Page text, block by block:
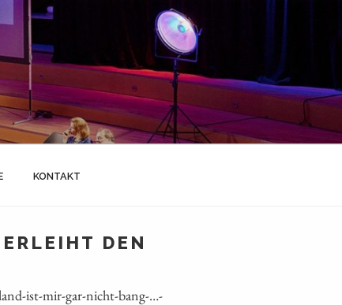
KONTAKT
DEN
ist-mir-gar-nicht-bang-…-